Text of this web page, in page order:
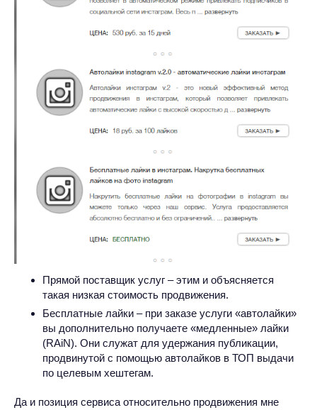
Прямой поставщик услуг – этим и объясняется
такая низкая стоимость продвижения.
Бесплатные лайки – при заказе услуги «автолайки»
вы дополнительно получаете «медленные» лайки
(RAiN). Они служат для удержания публикации,
продвинутой с помощью автолайков в ТОП выдачи
по целевым хештегам.
Да и позиция сервиса относительно продвижения мне